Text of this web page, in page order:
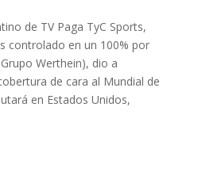
de TV Paga TyC Sports,
controlado en un 100% por
Werthein), dio a
de cara al Mundial de
en Estados Unidos,